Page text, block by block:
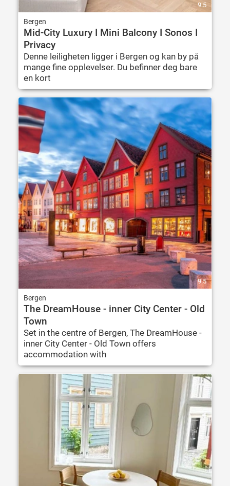
9.5
Bergen
Mid-City Luxury I Mini Balcony I Sonos I
Privacy
Denne leiligheten ligger i Bergen og kan by på
mange fine opplevelser. Du befinner deg bare
en kort
9.5
Bergen
The DreamHouse - inner City Center - Old
Town
Set in the centre of Bergen, The DreamHouse -
inner City Center - Old Town offers
accommodation with